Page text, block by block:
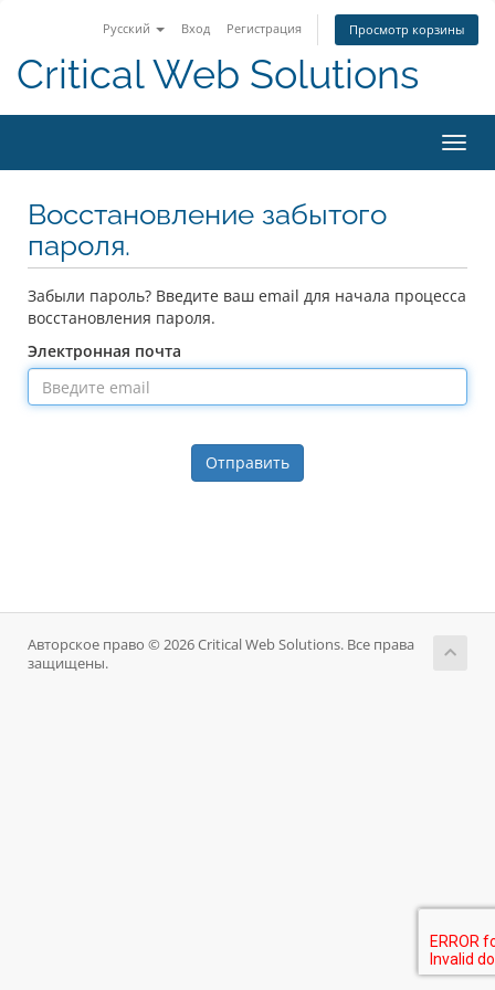
Русский Вход Регистрация Просмотр корзины
Critical Web Solutions
Восстановление забытого
пароля.
Забыли пароль? Введите ваш email для начала процесса
восстановления пароля.
Электронная почта
Отправить
Авторское право © 2026 Critical Web Solutions. Все права
защищены.